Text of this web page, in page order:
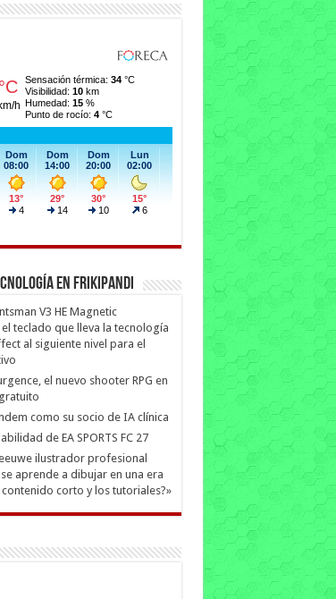
en Frikipandi
V3 HE Magnetic
el teclado que lleva la tecnología
al siguiente nivel para el
el nuevo shooter RPG en
como su socio de IA clínica
de EA SPORTS FC 27
ilustrador profesional
aprende a dibujar en una era
corto y los tutoriales?»